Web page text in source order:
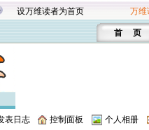
设万维读者为首页 万维
首 页
表日志 控制面板 个人相册